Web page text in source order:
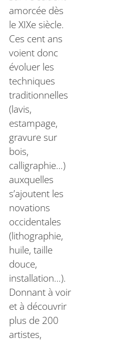
amorcée dès
le XIXe siècle.
Ces cent ans
voient donc
évoluer les
techniques
traditionnelles
(lavis,
estampage,
gravure sur
bois,
calligraphie…)
auxquelles
s’ajoutent les
novations
occidentales
(lithographie,
huile, taille
douce,
installation…).
Donnant à voir
et à découvrir
plus de 200
artistes,